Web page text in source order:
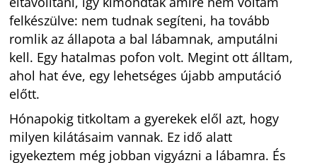
felkészülve: nem tudnak segíteni, ha tovább
romlik az állapota a bal lábamnak, amputálni
kell. Egy hatalmas pofon volt. Megint ott álltam,
ahol hat éve, egy lehetséges újabb amputáció
előtt.
Hónapokig titkoltam a gyerekek elől azt, hogy
milyen kilátásaim vannak. Ez idő alatt
igyekeztem még jobban vigyázni a lábamra. És